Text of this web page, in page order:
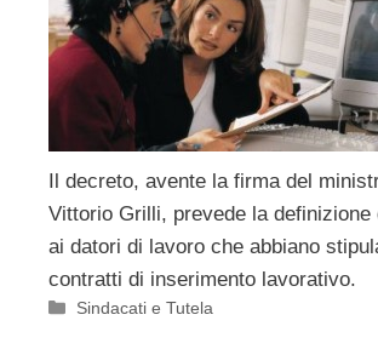
Il decreto, avente la firma del
Vittorio Grilli, prevede la
ai datori di lavoro che abbiano
contratti di inserimento lavorativo.
Categorie
Sindacati e Tutela